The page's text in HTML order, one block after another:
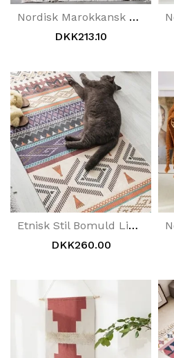
Nordisk Marokkansk Geometrisk Kvastpude
DKK213.10
Etnisk Stil Bomuld Linned Soveværelse Tæppe Mat
DKK260.00